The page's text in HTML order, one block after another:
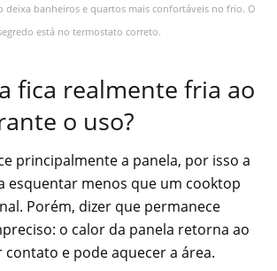
deixa banheiros e quartos mais confortáveis no frio. O
está no termostato correto.
fica realmente fria ao
o uso?
principalmente a panela, por isso a
esquentar menos que um cooktop
Porém, dizer que permanece
o calor da panela retorna ao
e pode aquecer a área.